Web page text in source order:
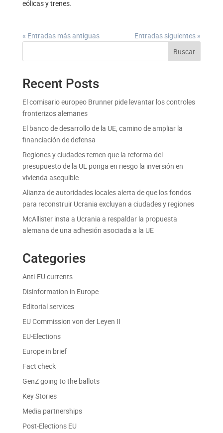
eólicas y trenes.
« Entradas más antiguas
Entradas siguientes »
Buscar
Recent Posts
El comisario europeo Brunner pide levantar los controles
fronterizos alemanes
El banco de desarrollo de la UE, camino de ampliar la
financiación de defensa
Regiones y ciudades temen que la reforma del
presupuesto de la UE ponga en riesgo la inversión en
vivienda asequible
Alianza de autoridades locales alerta de que los fondos
para reconstruir Ucrania excluyan a ciudades y regiones
McAllister insta a Ucrania a respaldar la propuesta
alemana de una adhesión asociada a la UE
Categories
Anti-EU currents
Disinformation in Europe
Editorial services
EU Commission von der Leyen II
EU-Elections
Europe in brief
Fact check
GenZ going to the ballots
Key Stories
Media partnerships
Post-Elections EU